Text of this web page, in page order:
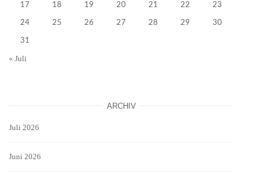
17 18 19 20 21 22 23
24 25 26 27 28 29 30
31
« Juli
ARCHIV
Juli 2026
Juni 2026